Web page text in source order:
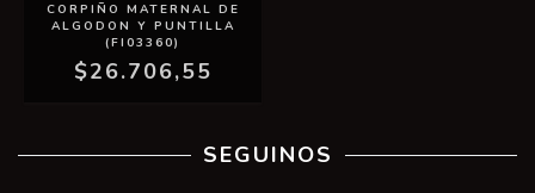
CORPIÑO MATERNAL DE
ALGODON Y PUNTILLA
(FI03360)
$26.706,55
SEGUINOS